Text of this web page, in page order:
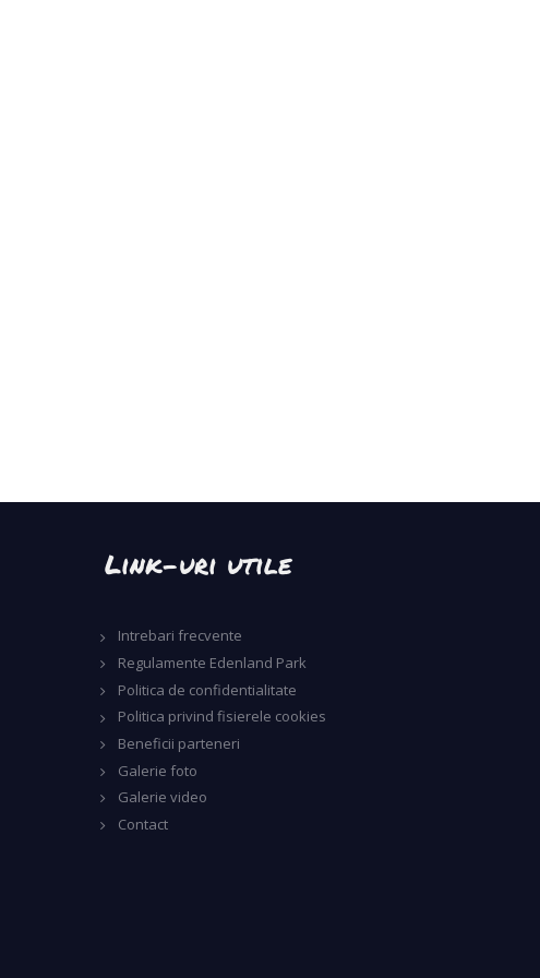
Link-uri utile
Intrebari frecvente
Regulamente Edenland Park
Politica de confidentialitate
Politica privind fisierele cookies
Beneficii parteneri
Galerie foto
Galerie video
Contact